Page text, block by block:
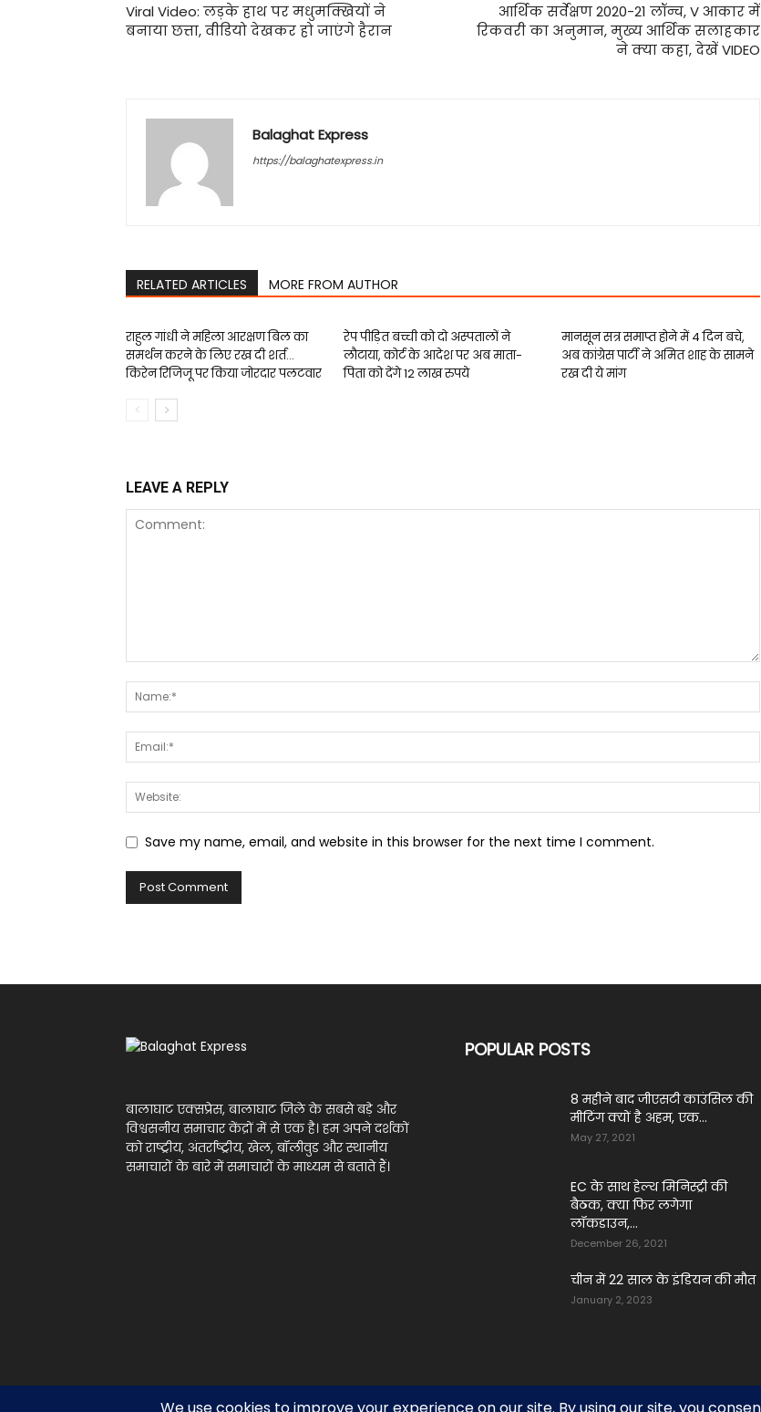
Viral Video: लड़के हाथ पर मधुमक्खियों ने
बनाया छत्ता, वीडियो देखकर हो जाएंगे हैरान
आर्थिक सर्वेक्षण 2020-21 लॉन्च, V आकार में
रिकवरी का अनुमान, मुख्य आर्थिक सलाहकार
ने क्या कहा, देखें VIDEO
Balaghat Express
https://balaghatexpress.in
RELATED ARTICLES MORE FROM AUTHOR
राहुल गांधी ने महिला आरक्षण बिल का
समर्थन करने के लिए रख दी शर्त…
किरेन रिजिजू पर किया जोरदार पलटवार
रेप पीड़ित बच्ची को दो अस्पतालों ने
लौटाया, कोर्ट के आदेश पर अब माता-
पिता को देंगे 12 लाख रुपये
मानसून सत्र समाप्त होने में 4 दिन बचे,
अब कांग्रेस पार्टी ने अमित शाह के सामने
रख दी ये मांग
LEAVE A REPLY
Save my name, email, and website in this browser for the next time I comment.
बालाघाट एक्सप्रेस, बालाघाट जिले के सबसे बड़े और
विश्वसनीय समाचार केंद्रों में से एक है। हम अपने दर्शकों
को राष्ट्रीय, अंतर्राष्ट्रीय, खेल, बॉलीवुड और स्थानीय
समाचारों के बारे में समाचारों के माध्यम से बताते हैं।
POPULAR POSTS
8 महीने बाद जीएसटी काउंसिल की
मीटिंग क्यों है अहम, एक...
May 27, 2021
EC के साथ हेल्थ मिनिस्ट्री की
बैठक, क्या फिर लगेगा
लॉकडाउन,...
December 26, 2021
चीन में 22 साल के इंडियन की मौत
January 2, 2023